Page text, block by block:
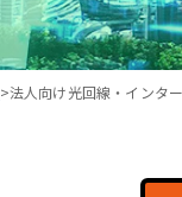
>法人向け光回線・インタ